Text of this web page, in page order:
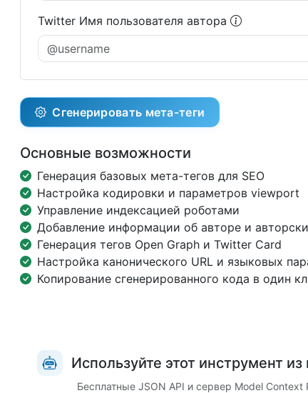
Twitter Имя пользователя автора
Сгенерировать мета-теги
Основные возможности
Генерация базовых мета-тегов для SEO
Настройка кодировки и параметров viewport
Управление индексацией роботами
Добавление информации об авторе и
Генерация тегов Open Graph и Twitter Card
Настройка канонического URL и языковых
Копирование сгенерированного кода в один
Используйте этот инструмент
Бесплатные JSON API и сервер Model